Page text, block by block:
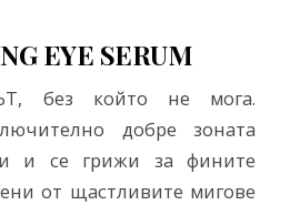
EYE SERUM
без който не мога.
добре зоната
и се грижи за фините
от щастливите мигове